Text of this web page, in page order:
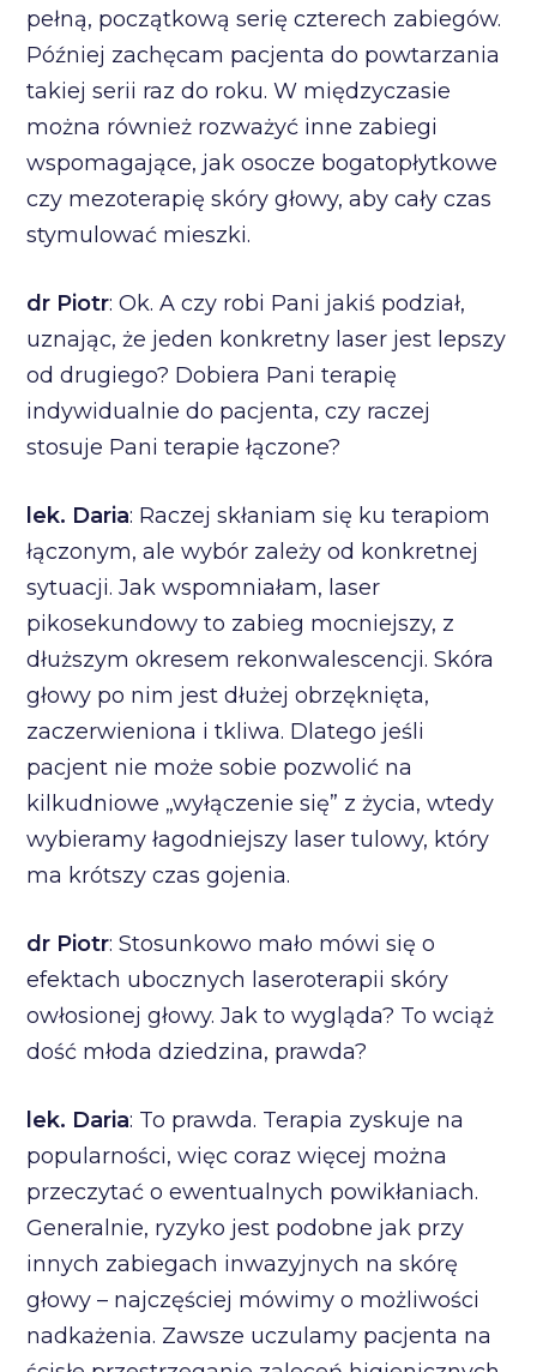
pełną, początkową serię czterech zabiegów.
Później zachęcam pacjenta do powtarzania
takiej serii raz do roku. W międzyczasie
można również rozważyć inne zabiegi
wspomagające, jak osocze bogatopłytkowe
czy mezoterapię skóry głowy, aby cały czas
stymulować mieszki.
dr Piotr: Ok. A czy robi Pani jakiś podział,
uznając, że jeden konkretny laser jest lepszy
od drugiego? Dobiera Pani terapię
indywidualnie do pacjenta, czy raczej
stosuje Pani terapie łączone?
lek. Daria: Raczej skłaniam się ku terapiom
łączonym, ale wybór zależy od konkretnej
sytuacji. Jak wspomniałam, laser
pikosekundowy to zabieg mocniejszy, z
dłuższym okresem rekonwalescencji. Skóra
głowy po nim jest dłużej obrzęknięta,
zaczerwieniona i tkliwa. Dlatego jeśli
pacjent nie może sobie pozwolić na
kilkudniowe „wyłączenie się” z życia, wtedy
wybieramy łagodniejszy laser tulowy, który
ma krótszy czas gojenia.
dr Piotr: Stosunkowo mało mówi się o
efektach ubocznych laseroterapii skóry
owłosionej głowy. Jak to wygląda? To wciąż
dość młoda dziedzina, prawda?
lek. Daria: To prawda. Terapia zyskuje na
popularności, więc coraz więcej można
przeczytać o ewentualnych powikłaniach.
Generalnie, ryzyko jest podobne jak przy
innych zabiegach inwazyjnych na skórę
głowy – najczęściej mówimy o możliwości
nadkażenia. Zawsze uczulamy pacjenta na